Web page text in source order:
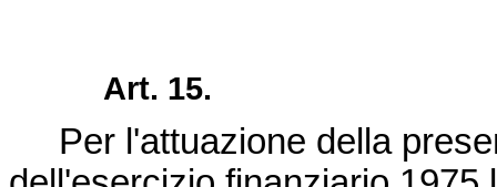
Art. 15.
Per l'attuazione della